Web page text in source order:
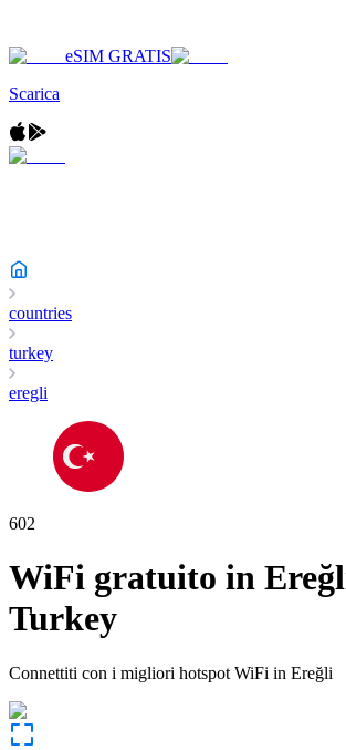
eSIM GRATIS
Scarica
countries
turkey
eregli
602
WiFi gratuito in
Turkey
Connettiti con i migliori hotspot WiFi in Ereğli